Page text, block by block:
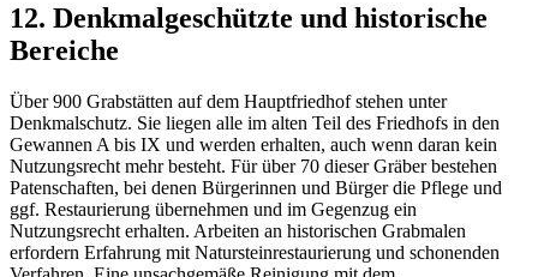
12. Denkmalgeschützte und historische
Bereiche
Über 900 Grabstätten auf dem Hauptfriedhof stehen unter
Denkmalschutz. Sie liegen alle im alten Teil des Friedhofs in den
Gewannen A bis IX und werden erhalten, auch wenn daran kein
Nutzungsrecht mehr besteht. Für über 70 dieser Gräber bestehen
Patenschaften, bei denen Bürgerinnen und Bürger die Pflege und
ggf. Restaurierung übernehmen und im Gegenzug ein
Nutzungsrecht erhalten. Arbeiten an historischen Grabmalen
erfordern Erfahrung mit Natursteinrestaurierung und schonenden